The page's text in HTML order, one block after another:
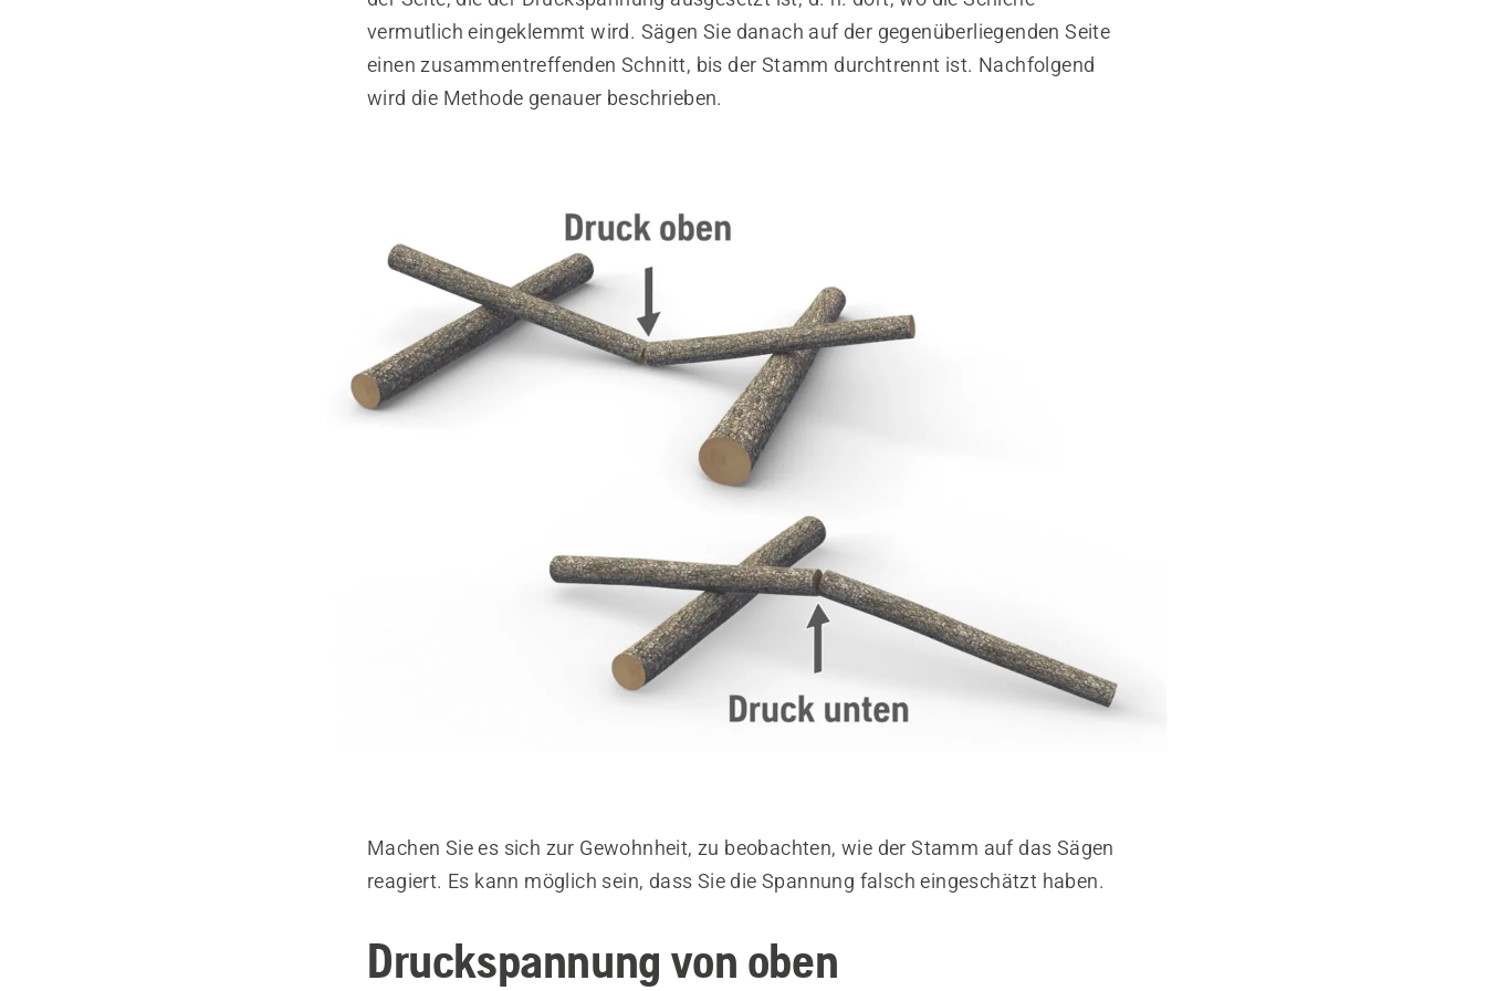
vermutlich eingeklemmt wird. Sägen Sie danach auf der gegenüberliegenden Seite
einen zusammentreffenden Schnitt, bis der Stamm durchtrennt ist. Nachfolgend
wird die Methode genauer beschrieben.
Machen Sie es sich zur Gewohnheit, zu beobachten, wie der Stamm auf das Sägen
reagiert. Es kann möglich sein, dass Sie die Spannung falsch eingeschätzt haben.
Druckspannung von oben